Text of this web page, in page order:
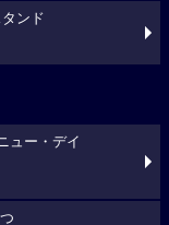
ンド
ュー・デイ